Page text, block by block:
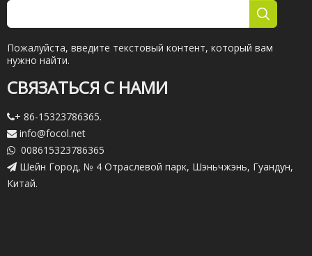
Пожалуйста, введите текстовый контент, который вам
нужно найти.
СВЯЗАТЬСЯ С НАМИ
+ 86-15323786365.
 info@focol.net
 008615323786365
 Шейн Город, № 4 Отраслевой парк, Шэньчжэнь, Гуандун,
Китай.